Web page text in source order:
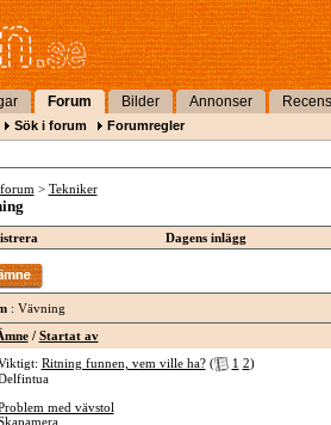
Forum Bilder Annonser
Sök i forum Forumregler
> Tekniker
Dagens inlägg
: Vävning
/ Startat av
Ritning funnen, vem ville ha? ( 1 2)
med vävstol